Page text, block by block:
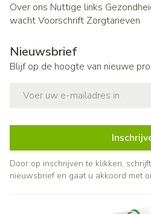
Over ons Nuttige links
wachtVoorschrift Zorgtarieven
Nieuwsbrief
Blijf op de hoogte van nieuwe
Door op inschrijven te klikken,
nieuwsbrief en gaat u akkoord met